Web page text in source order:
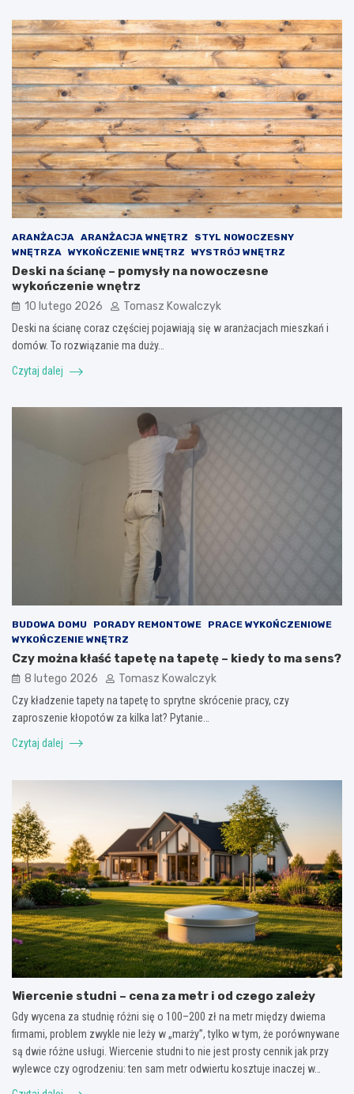
ARANŻACJA ARANŻACJA WNĘTRZ
STYL NOWOCZESNY
WNĘTRZA
WYKOŃCZENIE WNĘTRZ WYSTRÓJ WNĘTRZ
Deski na ścianę – pomysły na nowoczesne
wykończenie wnętrz
10 lutego 2026 Tomasz Kowalczyk
Deski na ścianę coraz częściej pojawiają się w aranżacjach mieszkań i
domów. To rozwiązanie ma duży…
Czytaj dalej
BUDOWA DOMU PORADY REMONTOWE
PRACE WYKOŃCZENIOWE
WYKOŃCZENIE WNĘTRZ
Czy można kłaść tapetę na tapetę – kiedy to ma sens?
8 lutego 2026 Tomasz Kowalczyk
Czy kładzenie tapety na tapetę to sprytne skrócenie pracy, czy
zaproszenie kłopotów za kilka lat? Pytanie…
Czytaj dalej
Wiercenie studni – cena za metr i od czego zależy
Gdy wycena za studnię różni się o 100–200 zł na metr między dwiema
firmami, problem zwykle nie leży w „marży”, tylko w tym, że porównywane
są dwie różne usługi. Wiercenie studni to nie jest prosty cennik jak przy
wylewce czy ogrodzeniu: ten sam metr odwiertu kosztuje inaczej w…